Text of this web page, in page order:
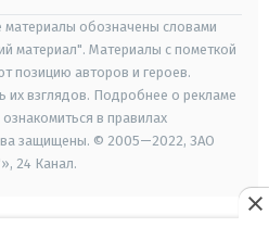
материалы обозначены словами
материал". Материалы с пометкой
позицию авторов и героев.
их взглядов. Подробнее о рекламе
в правилах
защищены. © 2005—2022, ЗАО
24 Канал.